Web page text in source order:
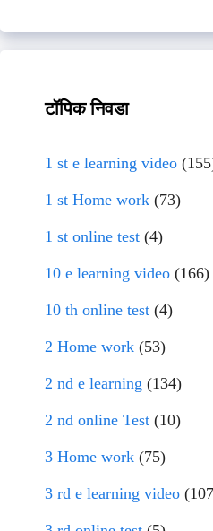
टॉपिक निवडा
1 st e learning video
1 st Home work (73)
1 st online test (4)
10 e learning video (166)
10 th online test (4)
2 Home work (53)
2 nd e learning (134)
2 nd online Test (10)
3 Home work (75)
3 rd e learning video